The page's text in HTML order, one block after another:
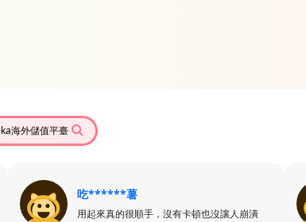
海外儲值平臺
吃******薯
用起來真的很順手，沒有卡頓也沒讓人崩潰